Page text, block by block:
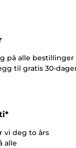
på alle bestillinger
til gratis 30-
vi deg to års
alle